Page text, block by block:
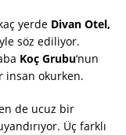
yerde Divan Otel,
söz ediliyor.
Koç Grubu‘nun
insan okurken.
de ucuz bir
Üç farklı